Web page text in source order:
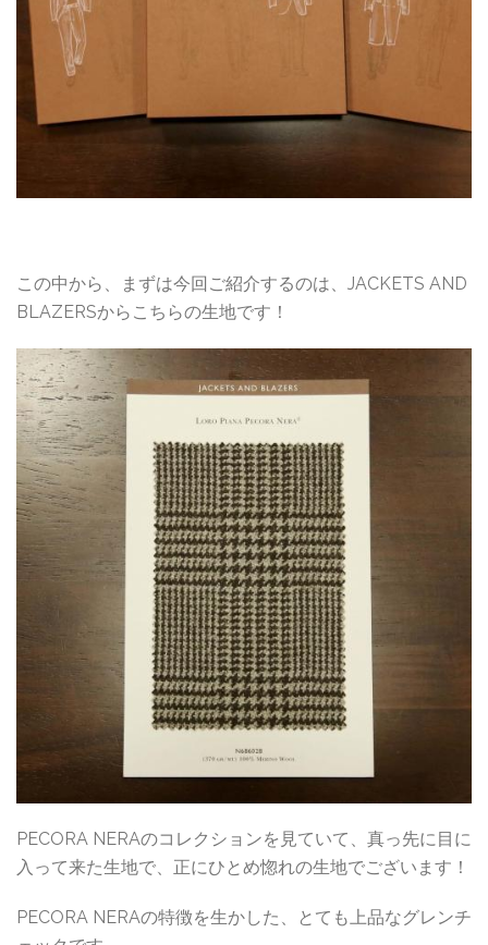
この中から、まずは今回ご紹介するのは、JACKETS AND
BLAZERSからこちらの生地です！
PECORA NERAのコレクションを見ていて、真っ先に目に
入って来た生地で、正にひとめ惚れの生地でございます！
PECORA NERAの特徴を生かした、とても上品なグレンチ